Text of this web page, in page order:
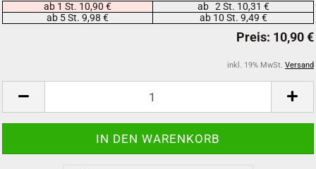
ab 1 St. 10,90 €
ab 2 St. 10,31 €
ab 5 St. 9,98 €
ab 10 St. 9,49 €
inkl. 19% MwSt. Versand